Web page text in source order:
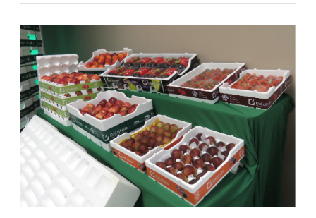
Fale Conosco
NOSSAS ASSOCIADAS
SEJA UM ASSOCIADO
VAGAS